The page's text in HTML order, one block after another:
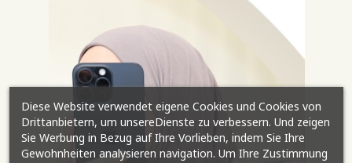
Diese Website verwendet eigene Cookies und Cookies von
Drittanbietern, um unsereDienste zu verbessern. Und zeigen
Sie Werbung in Bezug auf Ihre Vorlieben, indem Sie Ihre
Gewohnheiten analysieren navigation. Um Ihre Zustimmung